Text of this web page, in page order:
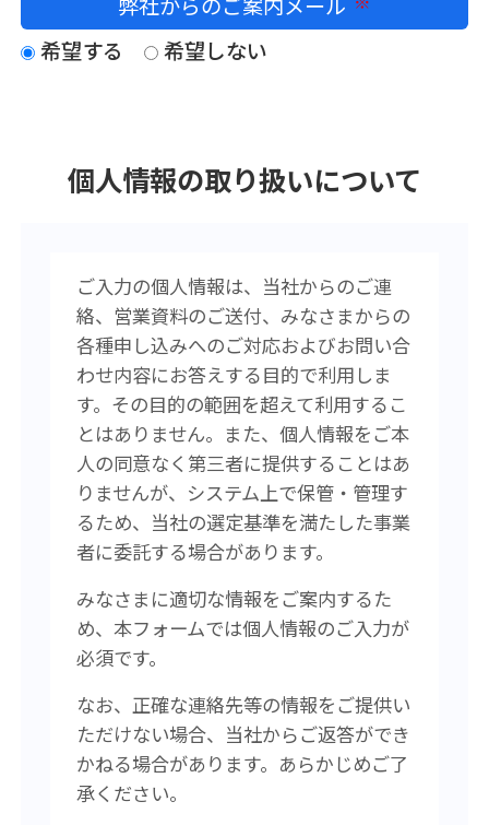
希望する 希望しない
個人情報の取り扱いについて
ご入力の個人情報は、当社からのご連
絡、営業資料のご送付、みなさまからの
各種申し込みへのご対応およびお問い合
わせ内容にお答えする目的で利用しま
す。その目的の範囲を超えて利用するこ
とはありません。また、個人情報をご本
人の同意なく第三者に提供することはあ
りませんが、システム上で保管・管理す
るため、当社の選定基準を満たした事業
者に委託する場合があります。
みなさまに適切な情報をご案内するた
め、本フォームでは個人情報のご入力が
必須です。
なお、正確な連絡先等の情報をご提供い
ただけない場合、当社からご返答ができ
かねる場合があります。あらかじめご了
承ください。